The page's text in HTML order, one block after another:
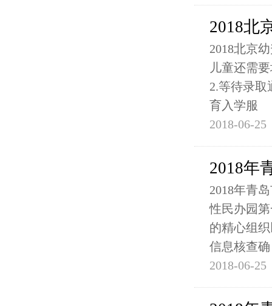
2018北
2018北京
儿童还需
2.等待录取
育入学服
2018-06-25
2018年
2018年青
性民办园
的精心组
信息核查确
2018-06-25